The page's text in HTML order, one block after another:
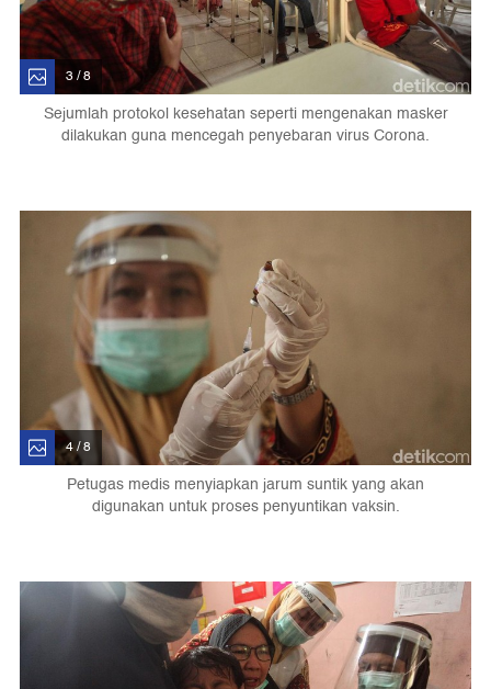
3 / 8
Sejumlah protokol kesehatan seperti mengenakan masker
dilakukan guna mencegah penyebaran virus Corona.
4 / 8
Petugas medis menyiapkan jarum suntik yang akan
digunakan untuk proses penyuntikan vaksin.